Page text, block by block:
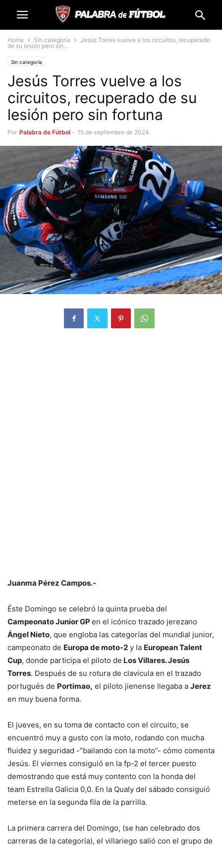
Home Sin categoría
Jesús Torres vuelve a los circuitos, recuperado
de su lesión pero sin...
Sin categoría
Jesús Torres vuelve a los
circuitos, recuperado de su
lesión pero sin fortuna
Por Palabra de Fútbol - 15 de septiembre de 2024
Juanma Pérez Campos.-
Éste Domingo se celebró la quinta prueba del
Campeonato Junior GP en el icónico trazado jerezano
Ángel Nieto, que engloba las categorías del mundial junior,
campeonato de Europa de moto-2 y la European Talent
Cup, donde participa el piloto de Los Villares. Jesús
Torres. Después de su rotura de clavícula en el trazado
portugués de Portimao, el piloto jienense llegaba a Jerez
en muy buena forma.
El jueves, en su toma de contacto con el circuito, se
encuentró muy a gusto con la moto, rodando con mucha
fluidez y seguridad -”bailando con la moto”- cómo comenta
Jesús. El viernes consiguió en la fp-2 el tercer puesto
demostrando que está muy contento con la honda del
team Estrella Galicia 0,0. En la Qualy del sábado consiguió
meterse en la segunda fila de la parrilla.
La primera carrera del Domingo, (se han celebrado dos
carreras de la categoría), el villariego salió con el grupo de